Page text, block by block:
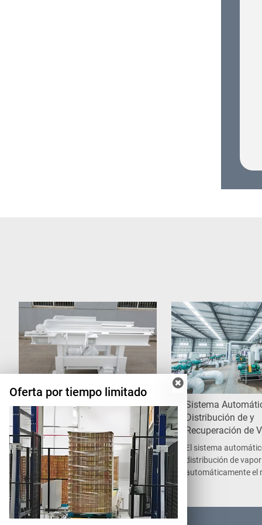
Puente Móvil Automático
El carro puente situado en la parte
delantera y trasera de la
autoclave es una especie de
puente que se superpone a la vía
interior de la autoclave y al raíl,
que está controlado por el
sistema eléctrico e hidráulico para
lograr que su funcionamiento sea
automático.
Sistema
Distribución de y
Recuperación de
El sistema
distribución de
automáticamente el
automáticamente la
Oferta por tiempo limitado